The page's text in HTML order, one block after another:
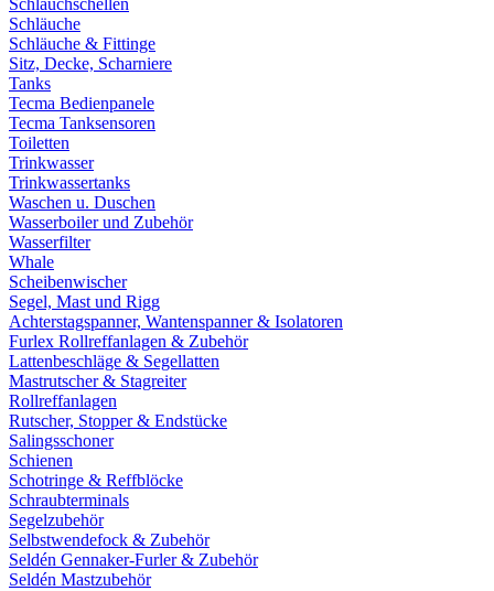
Schlauchschellen
Schläuche
Schläuche & Fittinge
Sitz, Decke, Scharniere
Tanks
Tecma Bedienpanele
Tecma Tanksensoren
Toiletten
Trinkwasser
Trinkwassertanks
Waschen u. Duschen
Wasserboiler und Zubehör
Wasserfilter
Whale
Scheibenwischer
Segel, Mast und Rigg
Achterstagspanner, Wantenspanner & Isolatoren
Furlex Rollreffanlagen & Zubehör
Lattenbeschläge & Segellatten
Mastrutscher & Stagreiter
Rollreffanlagen
Rutscher, Stopper & Endstücke
Salingsschoner
Schienen
Schotringe & Reffblöcke
Schraubterminals
Segelzubehör
Selbstwendefock & Zubehör
Seldén Gennaker-Furler & Zubehör
Seldén Mastzubehör